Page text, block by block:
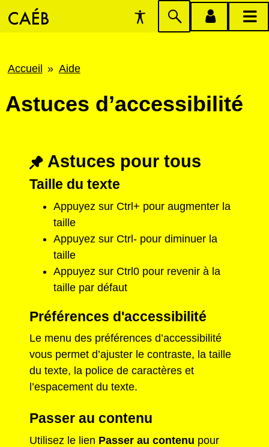
Préférences
d'accessibilité
Passer
menu
menu
Fil
Accueil Aide
Astuces d’accessibilité
Astuces pour tous
Taille du texte
Appuyez sur Ctrl+ pour augmenter la
taille
Appuyez sur Ctrl- pour diminuer la
taille
Appuyez sur Ctrl0 pour revenir à la
taille par défaut
Préférences d'accessibilité
Le menu des préférences d’accessibilité
vous permet d’ajuster le contraste, la taille
du texte, la police de caractères et
l’espacement du texte.
Passer au contenu
Utilisez le lien Passer au contenu pour